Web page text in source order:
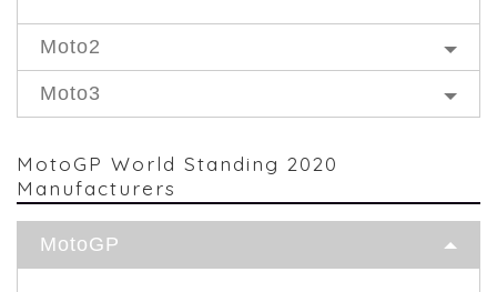
Moto2
Moto3
MotoGP World Standing 2020
Manufacturers
MotoGP